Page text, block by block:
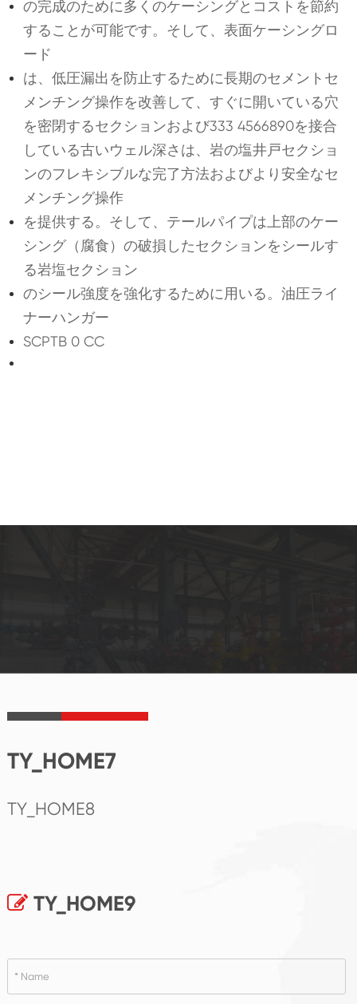
の完成のために多くのケーシングとコストを節約
することが可能です。そして、表面ケーシングロ
ード
は、低圧漏出を防止するために長期のセメントセ
メンチング操作を改善して、すぐに開いている穴
を密閉するセクションおよび333 4566890を接合
している古いウェル深さは、岩の塩井戸セクショ
ンのフレキシブルな完了方法およびより安全なセ
メンチング操作
を提供する。そして、テールパイプは上部のケー
シング（腐食）の破損したセクションをシールす
る岩塩セクション
のシール強度を強化するために用いる。油圧ライ
ナーハンガー
SCPTB 0 CC
TY_HOME7
TY_HOME8
TY_HOME9